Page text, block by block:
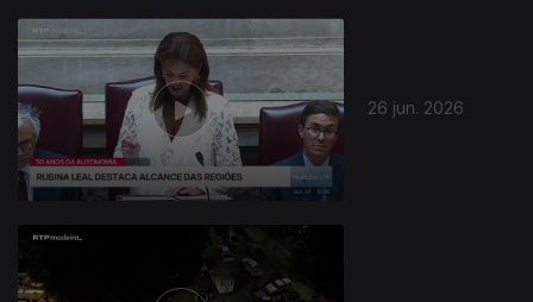
26 jun. 2026